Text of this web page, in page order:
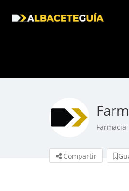
Farmacia
Compartir